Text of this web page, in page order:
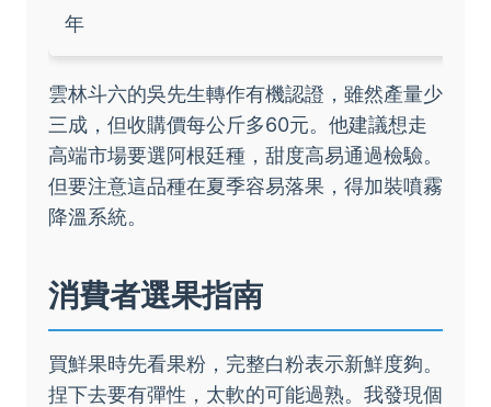
年
雲林斗六的吳先生轉作有機認證，雖然產量少
三成，但收購價每公斤多60元。他建議想走
高端市場要選阿根廷種，甜度高易通過檢驗。
但要注意這品種在夏季容易落果，得加裝噴霧
降溫系統。
消費者選果指南
買鮮果時先看果粉，完整白粉表示新鮮度夠。
捏下去要有彈性，太軟的可能過熟。我發現個